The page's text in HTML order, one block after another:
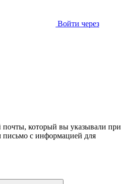
Войти через
почты, который вы указывали при
с информацией для